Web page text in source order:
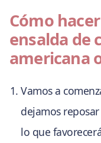
Cómo
ensalda de
americana
Vamos a
dejamos
lo que